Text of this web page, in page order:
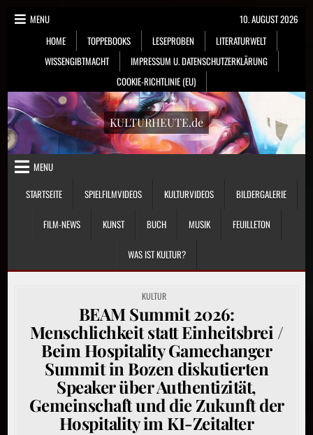
Skip
MENU
HOME
TOPPEBOOKS LESEPROBEN
LITERATURWELT
WISSENGIBTMACHT
IMPRESSUM U. DATENSCHUTZERKLÄRUNG
COOKIE-RICHTLINIE (EU)
10. AUGUST 2026
KULTURHEUTE.de
MENU
STARTSEITE
SPIELFILMVIDEOS KULTURVIDEOS BILDERGALERIE
FILM-NEWS KUNST BUCH MUSIK FEUILLETON
WAS IST KULTUR?
POSTED
IN
KULTUR
BEAM Summit 2026:
Menschlichkeit statt Einheitsbrei /
Beim Hospitality Gamechanger
Summit in Bozen diskutierten
Speaker über Authentizität,
Gemeinschaft und die Zukunft der
Hospitality im KI-Zeitalter